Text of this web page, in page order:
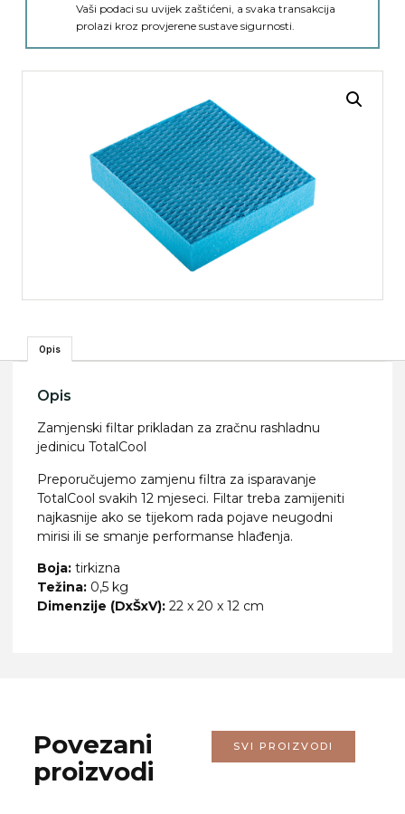
Vaši podaci su uvijek zaštićeni, a svaka transakcija
prolazi kroz provjerene sustave sigurnosti.
Opis
Opis
Zamjenski filtar prikladan za zračnu rashladnu
jedinicu TotalCool
Preporučujemo zamjenu filtra za isparavanje
TotalCool svakih 12 mjeseci. Filtar treba zamijeniti
najkasnije ako se tijekom rada pojave neugodni
mirisi ili se smanje performanse hlađenja.
Boja: tirkizna
Težina: 0,5 kg
Dimenzije (DxŠxV): 22 x 20 x 12 cm
Povezani
proizvodi
SVI PROIZVODI